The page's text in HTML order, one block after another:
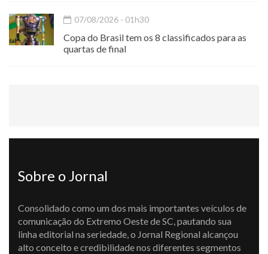
07/08/2026 - 01h30
Copa do Brasil tem os 8 classificados para as
quartas de final
Sobre o Jornal
Consolidado como um dos mais importantes veículos de
comunicação do Extremo Oeste de SC, pautando sua
linha editorial na seriedade, o Jornal Regional alcançou
alto conceito e credibilidade nos diferentes segmentos